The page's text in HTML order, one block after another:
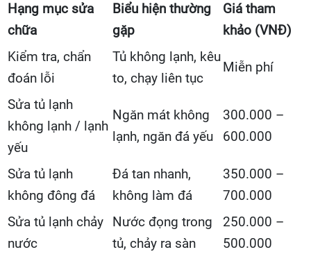
Hạng mục sửa
chữa
Biểu hiện thường
gặp
Giá tham
khảo (VNĐ)
Kiểm tra, chẩn
đoán lỗi
Tủ không lạnh, kêu
to, chạy liên tục
Miễn phí
Sửa tủ lạnh
không lạnh / lạnh
yếu
Ngăn mát không
lạnh, ngăn đá yếu
300.000 –
600.000
Sửa tủ lạnh
không đông đá
Đá tan nhanh,
không làm đá
350.000 –
700.000
Sửa tủ lạnh chảy
nước
Nước đọng trong
tủ, chảy ra sàn
250.000 –
500.000